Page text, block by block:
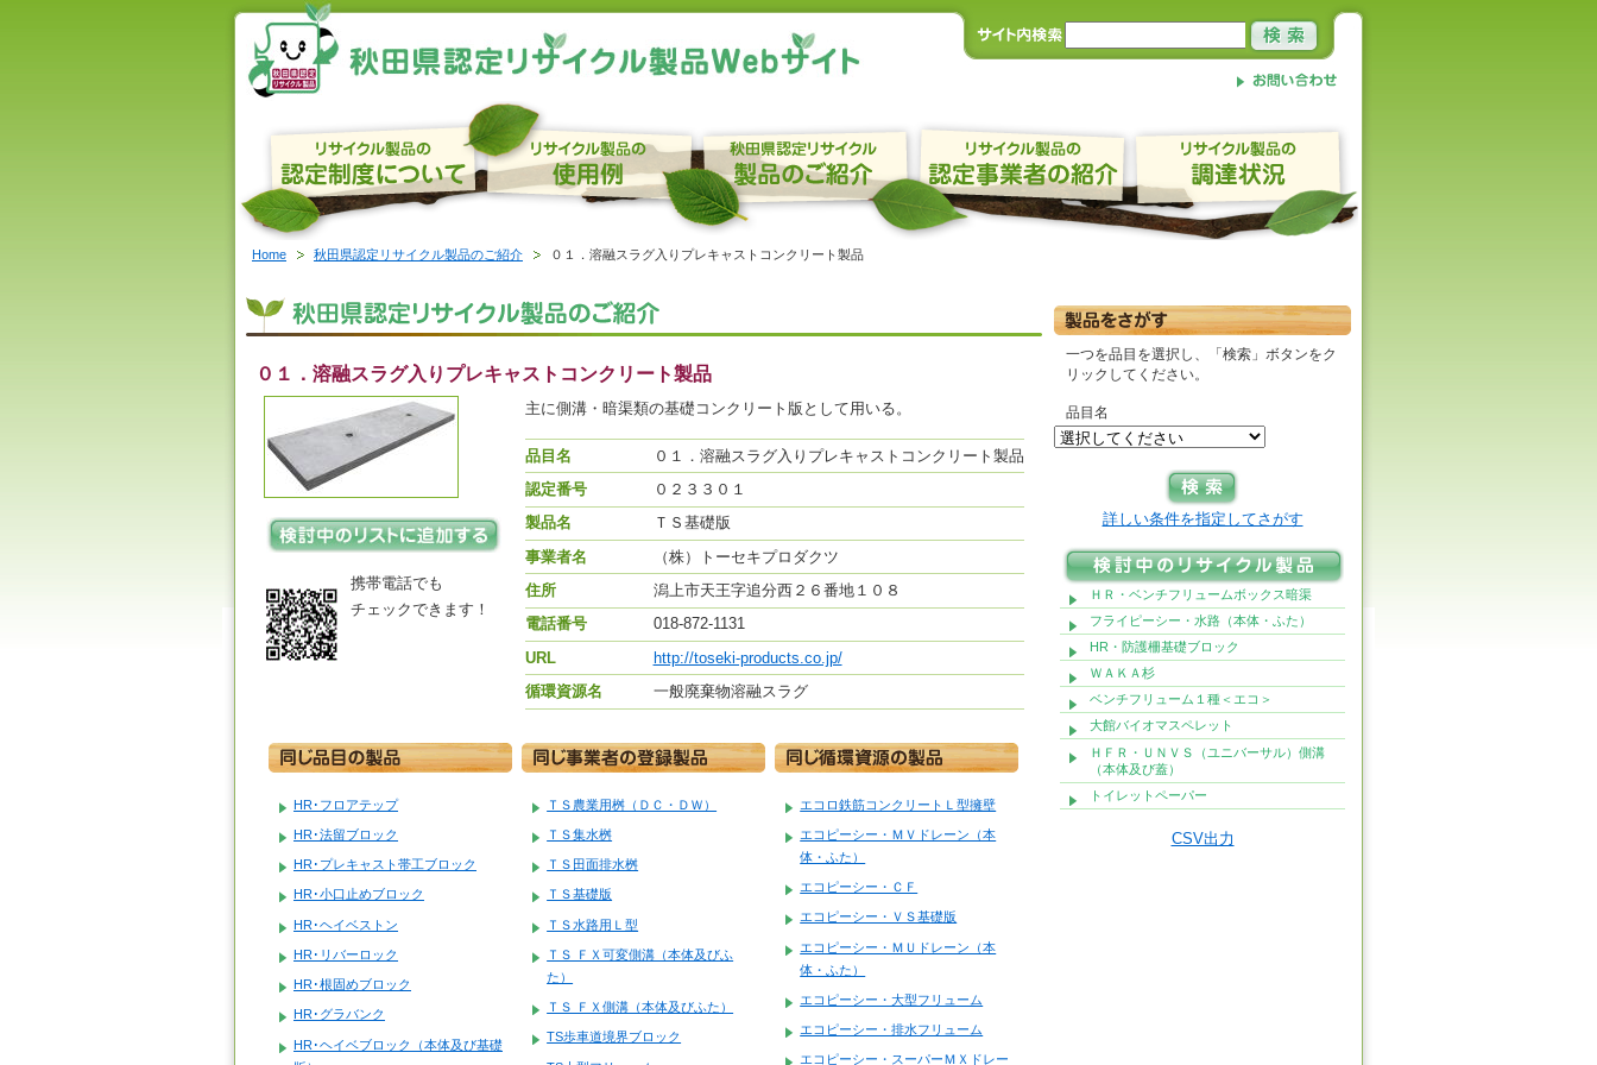
Home 秋田県認定リサイクル製品のご紹介 ０１．溶融スラグ入りプレキャストコンクリート製品
０１．溶融スラグ入りプレキャストコンクリート製品
携帯電話でも
チェックできます！
主に側溝・暗渠類の基礎コンクリート版として用いる。
品目名
０１．溶融スラグ入りプレキャストコンクリート製品
認定番号
０２３３０１
製品名
ＴＳ基礎版
事業者名
（株）トーセキプロダクツ
住所
潟上市天王字追分西２６番地１０８
電話番号
018-872-1131
URL
http://toseki-products.co.jp/
循環資源名
一般廃棄物溶融スラグ
HR･フロアテップ
HR･法留ブロック
HR･プレキャスト帯工ブロック
HR･小口止めブロック
HR･ヘイベストン
HR･リバーロック
HR･根固めブロック
HR･グラバンク
HR･ヘイベブロック（本体及び基礎
ＴＳ農業用桝（ＤＣ・ＤＷ）
ＴＳ集水桝
ＴＳ田面排水桝
ＴＳ基礎版
ＴＳ水路用Ｌ型
ＴＳ ＦＸ可変側溝（本体及びふ
た）
ＴＳ ＦＸ側溝（本体及びふた）
TS歩車道境界ブロック
エコロ鉄筋コンクリートＬ型擁壁
エコピーシー・ＭＶドレーン（本
体・ふた）
エコピーシー・ＣＦ
エコピーシー・ＶＳ基礎版
エコピーシー・ＭＵドレーン（本
体・ふた）
エコピーシー・大型フリューム
エコピーシー・排水フリューム
エコピーシー・スーパーＭＸドレー
一つを品目を選択し、「検索」ボタンをク
リックしてください。
品目名
詳しい条件を指定してさがす
ＨＲ・ベンチフリュームボックス暗渠
フライピーシー・水路（本体・ふた）
HR・防護柵基礎ブロック
ＷＡＫＡ杉
ベンチフリューム１種＜エコ＞
大館バイオマスペレット
ＨＦＲ・ＵＮＶＳ（ユニバーサル）側溝
（本体及び蓋）
トイレットペーパー
CSV出力